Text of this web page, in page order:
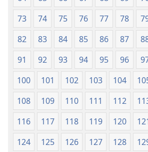
73
74 75 76 77 78
82
83 84 85 86 87
91
92 93 94 95 96
100
101 102 103 104
108
109 110 111 112
116
117 118 119 120
124
125 126 127 128